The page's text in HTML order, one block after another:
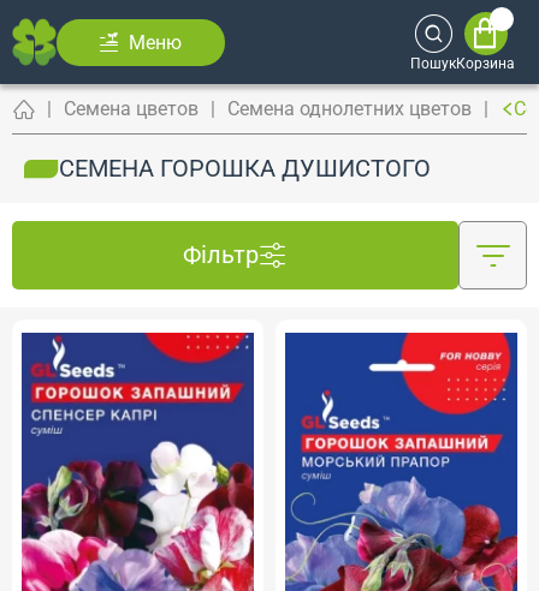
Меню
ПошукКорзина
Семена цветов Семена однолетних цветов
СЕМЕНА ГОРОШКА ДУШИСТОГО
Фільтр